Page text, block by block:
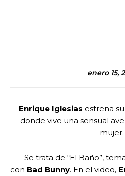
enero 15,
Enrique Iglesias estrena
donde vive una sensual
mujer.
Se trata de “El Baño”,
con Bad Bunny. En el video,